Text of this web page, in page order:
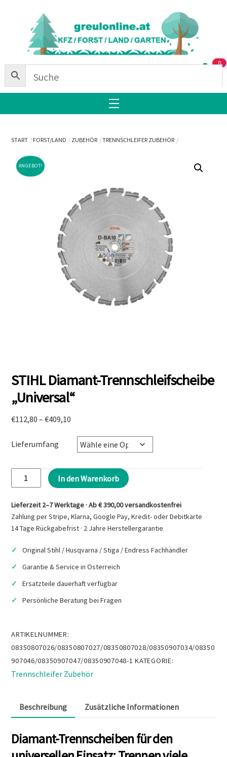
0
Menu
START FORST/LAND ZUBEHÖR TRENNSCHLEIFER ZUBEHÖR
ANGEBOT!
STIHL Diamant-Trennschleifscheibe
„Universal“
€112,80 –€409,10
bis
€409,10
Lieferumfang
STIHL
Diamant-
Trennschleifscheibe
"Universal"
Menge
In den Warenkorb
Lieferzeit 2–7 Werktage · Ab € 390,00 versandkostenfrei
Zahlung per Stripe, Klarna, Google Pay, Kredit- oder Debitkarte
14 Tage Rückgabefrist · 2 Jahre Herstellergarantie
Original Stihl / Husqvarna / Stiga / Endress Fachhändler
Garantie & Service in Österreich
Ersatzteile dauerhaft verfügbar
Persönliche Beratung bei Fragen
ARTIKELNUMMER:
08350807026/08350807027/08350807028/08350907034/08350
907046/08350907047/08350907048-1 KATEGORIE:
Trennschleifer Zubehör
Beschreibung Zusätzliche Informationen
Diamant-Trennscheiben für den
To
Top